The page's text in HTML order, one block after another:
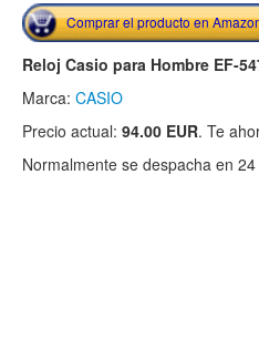
Comprar el producto en
Reloj Casio para Hombre EF-
Marca: CASIO
Precio actual: 94.00 EUR. Te
Normalmente se despacha en